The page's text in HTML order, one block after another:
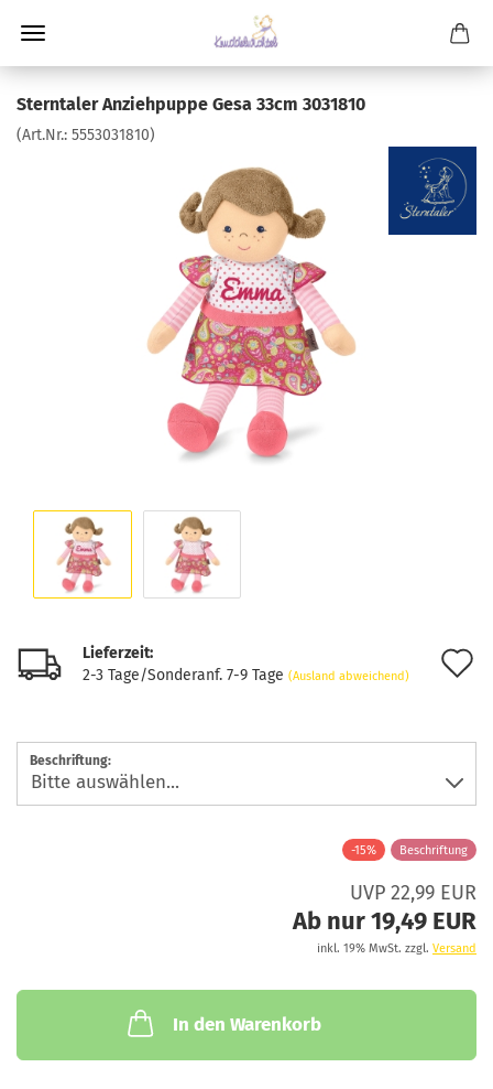
Sterntaler Anziehpuppe Gesa 33cm 3031810
(Art.Nr.: 5553031810)
Lieferzeit:
2-3 Tage/Sonderanf. 7-9 Tage (Ausland abweichend)
Beschriftung:
-15% Beschriftung
UVP 22,99 EUR
Ab nur 19,49 EUR
inkl. 19% MwSt. zzgl. Versand
In den Warenkorb